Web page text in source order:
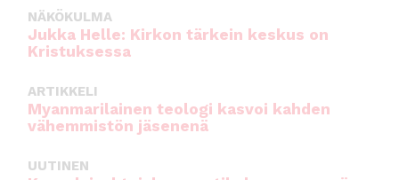
NÄKÖKULMA
Jukka Helle: Kirkon tärkein keskus on
Kristuksessa
ARTIKKELI
Myanmarilainen teologi kasvoi kahden
vähemmistön jäsenenä
UUTINEN